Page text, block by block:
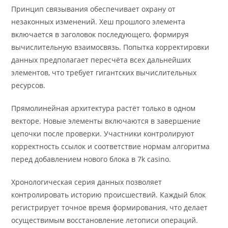
Принцип связывания обеспечивает охрану от
незаконных изменений. Хеш прошлого элемента
включается в заголовок последующего, формируя
вычислительную взаимосвязь. Попытка корректировки
данных предполагает пересчёта всех дальнейших
элементов, что требует гигантских вычислительных
ресурсов.
Прямолинейная архитектура растёт только в одном
векторе. Новые элементы включаются в завершение
цепочки после проверки. Участники контролируют
корректность ссылок и соответствие нормам алгоритма
перед добавлением нового блока в 7k casino.
Хронологическая серия данных позволяет
контролировать историю происшествий. Каждый блок
регистрирует точное время формирования, что делает
осуществимым восстановление летописи операций.